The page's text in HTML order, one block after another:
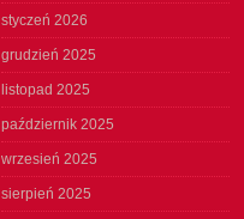
styczeń 2026
grudzień 2025
listopad 2025
październik 2025
wrzesień 2025
sierpień 2025